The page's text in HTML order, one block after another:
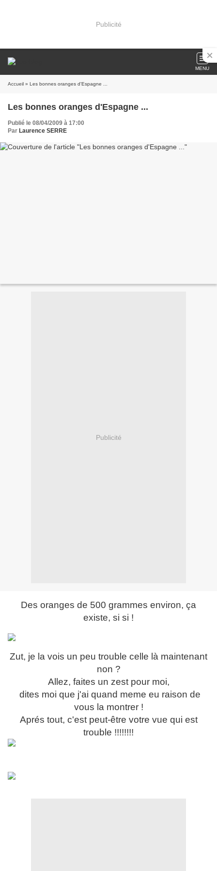
Publicité
MENU
Accueil » Les bonnes oranges d'Espagne ...
Les bonnes oranges d'Espagne ...
Publié le 08/04/2009 à 17:00
Par Laurence SERRE
Publicité
Des oranges de 500 grammes environ, ça
existe, si si !
Zut, je la vois un peu trouble celle là maintenant
non ?
Allez, faites un zest pour moi,
dites moi que j'ai quand meme eu raison de
vous la montrer !
Aprés tout, c'est peut-être votre vue qui est
trouble !!!!!!!!